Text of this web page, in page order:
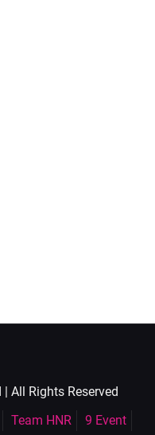
All Rights Reserved
Team HNR
9 Event